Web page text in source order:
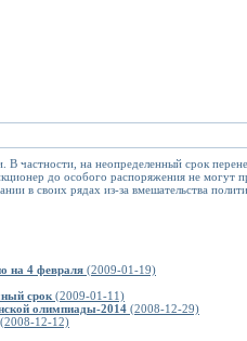
на неопределенный срок
до особого распоряжения не могут
своих рядах из-за вмешательства
на 4 февраля (2009-01-19)
срок (2009-01-11)
олимпиады-2014 (2008-12-29)
(2008-12-12)